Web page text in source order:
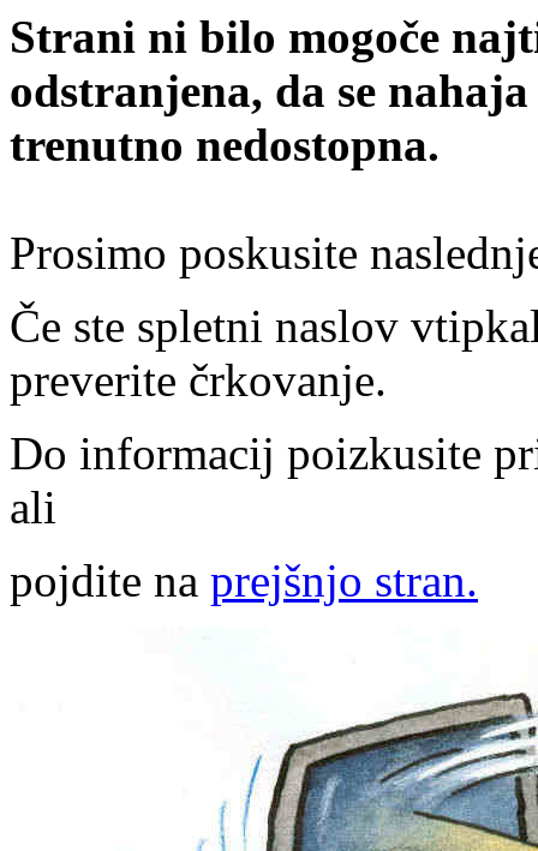
Strani ni bilo mogoče
odstranjena, da se
trenutno nedostopna.
Prosimo poskusite
Če ste spletni naslov
preverite črkovanje.
Do informacij poizkusite
ali
pojdite na prejšnjo stran.